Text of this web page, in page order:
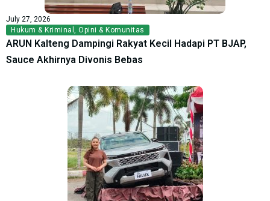
July 27, 2026
Hukum & Kriminal , Opini & Komunitas
ARUN Kalteng Dampingi Rakyat Kecil Hadapi PT BJAP,
Sauce Akhirnya Divonis Bebas